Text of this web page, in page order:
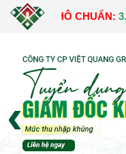
THÔ CHUẨN:
‹